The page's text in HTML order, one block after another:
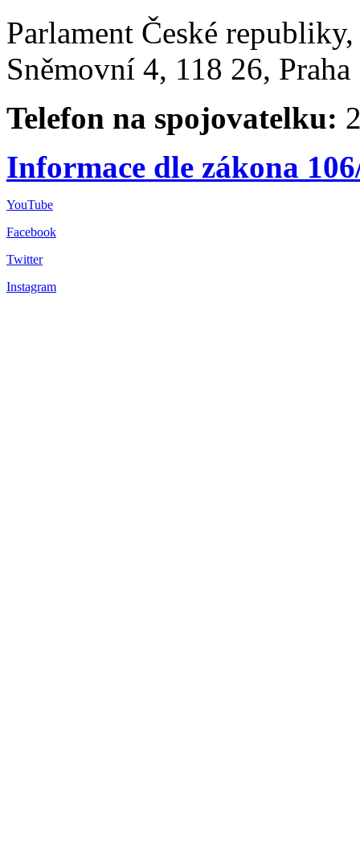
Parlament České
Sněmovní 4, 118 26,
Telefon na spojovatelku:
Informace dle zákona
YouTube
Facebook
Twitter
Instagram